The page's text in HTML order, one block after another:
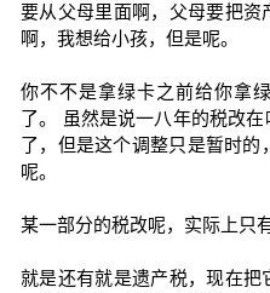
要从父母里面啊，父母要把
啊，我想给小孩，但是呢。
你不不是拿绿卡之前给你拿
了。 虽然是说一八年的税改
了，但是这个调整只是暂时的
呢。
某一部分的税改呢，实际上只
就是还有就是遗产税，现在